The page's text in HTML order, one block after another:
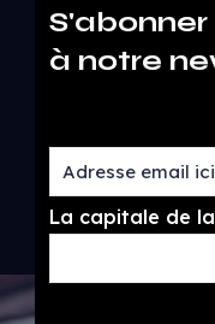
S'abonner
à notre
La capitale de